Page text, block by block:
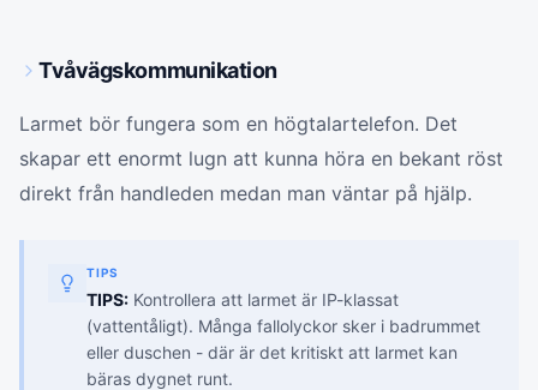
Tvåvägskommunikation
Larmet bör fungera som en högtalartelefon. Det
skapar ett enormt lugn att kunna höra en bekant röst
direkt från handleden medan man väntar på hjälp.
TIPS
TIPS: Kontrollera att larmet är IP-klassat
(vattentåligt). Många fallolyckor sker i badrummet
eller duschen - där är det kritiskt att larmet kan
bäras dygnet runt.